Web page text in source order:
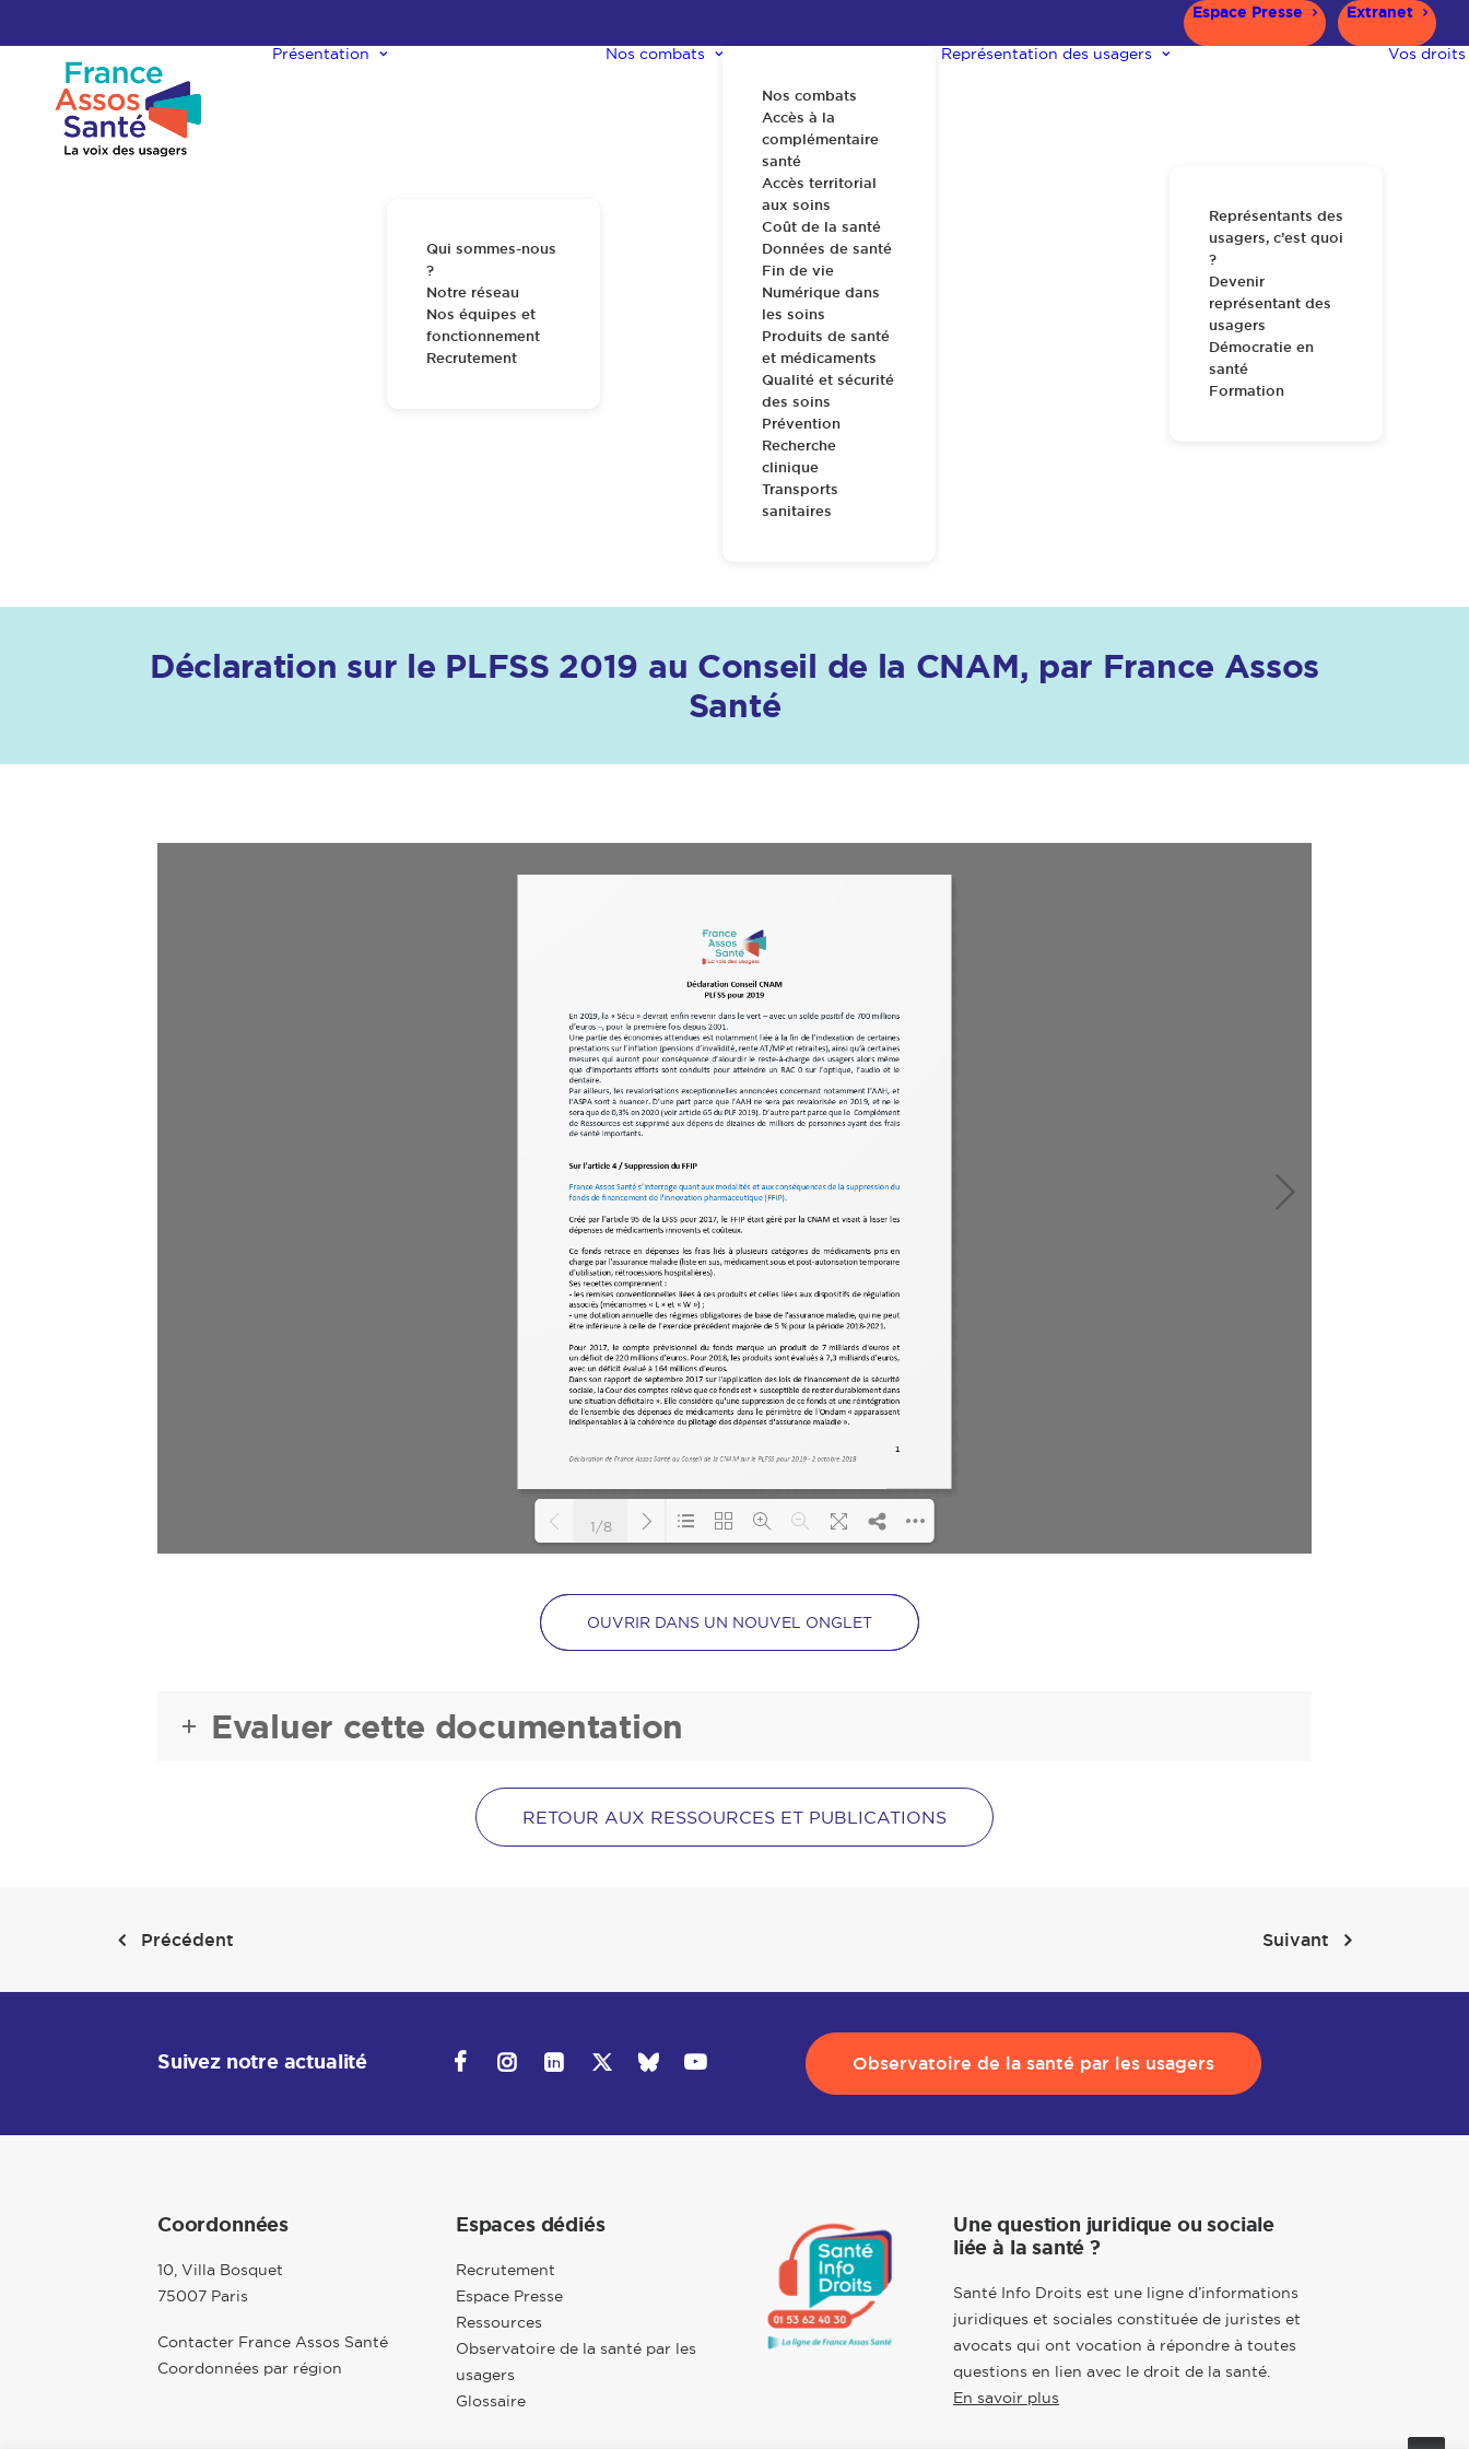
Espace Presse Extranet
Présentation
Qui sommes-nous
?
Notre réseau
Nos équipes et
fonctionnement
Recrutement
Nos combats
Nos combats
Accès à la
complémentaire
santé
Accès territorial
aux soins
Coût de la santé
Données de santé
Fin de vie
Numérique dans
les soins
Produits de santé
et médicaments
Qualité et sécurité
des soins
Prévention
Recherche
clinique
Transports
sanitaires
Représentation des usagers
Représentants des
usagers, c’est quoi
?
Devenir
représentant des
usagers
Démocratie en
santé
Formation
Vos droits
Déclaration sur le PLFSS 2019 au Conseil de la CNAM, par France Assos
Santé
1/8
OUVRIR DANS UN NOUVEL ONGLET
Evaluer cette documentation
RETOUR AUX RESSOURCES ET PUBLICATIONS
Précédent Suivant
Suivez notre actualité Observatoire de la santé par les usagers
Coordonnées
10, Villa Bosquet
75007 Paris
Contacter France Assos Santé
Coordonnées par région
Espaces dédiés
Recrutement
Espace Presse
Ressources
Observatoire de la santé par les
usagers
Glossaire
Une question juridique ou sociale
liée à la santé ?
Santé Info Droits est une ligne d’informations
juridiques et sociales constituée de juristes et
avocats qui ont vocation à répondre à toutes
questions en lien avec le droit de la santé.
En savoir plus